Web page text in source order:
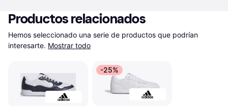
Productos relacionados
Hemos seleccionado una serie de productos que podrían
interesarte. Mostrar todo
-25%